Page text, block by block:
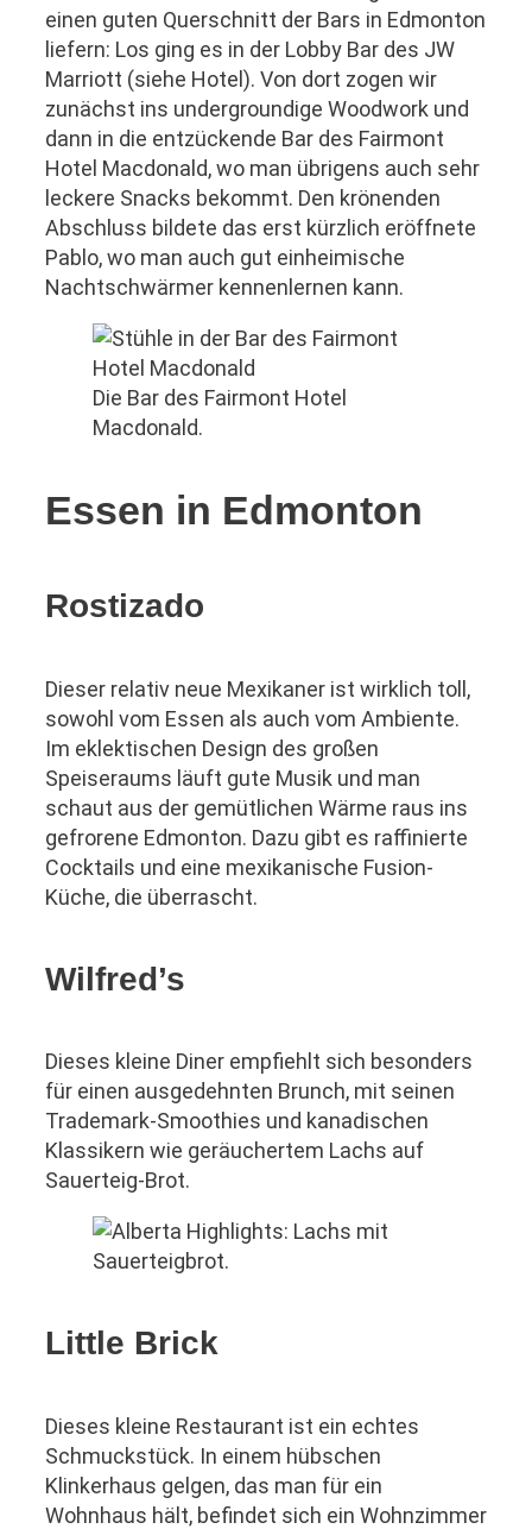
einen guten Querschnitt der Bars in Edmonton
liefern: Los ging es in der Lobby Bar des JW
Marriott (siehe Hotel). Von dort zogen wir
zunächst ins undergroundige Woodwork und
dann in die entzückende Bar des Fairmont
Hotel Macdonald, wo man übrigens auch sehr
leckere Snacks bekommt. Den krönenden
Abschluss bildete das erst kürzlich eröffnete
Pablo, wo man auch gut einheimische
Nachtschwärmer kennenlernen kann.
Die Bar des Fairmont Hotel
Macdonald.
Essen in Edmonton
Rostizado
Dieser relativ neue Mexikaner ist wirklich toll,
sowohl vom Essen als auch vom Ambiente.
Im eklektischen Design des großen
Speiseraums läuft gute Musik und man
schaut aus der gemütlichen Wärme raus ins
gefrorene Edmonton. Dazu gibt es raffinierte
Cocktails und eine mexikanische Fusion-
Küche, die überrascht.
Wilfred’s
Dieses kleine Diner empfiehlt sich besonders
für einen ausgedehnten Brunch, mit seinen
Trademark-Smoothies und kanadischen
Klassikern wie geräuchertem Lachs auf
Sauerteig-Brot.
Little Brick
Dieses kleine Restaurant ist ein echtes
Schmuckstück. In einem hübschen
Klinkerhaus gelgen, das man für ein
Wohnhaus hält, befindet sich ein Wohnzimmer